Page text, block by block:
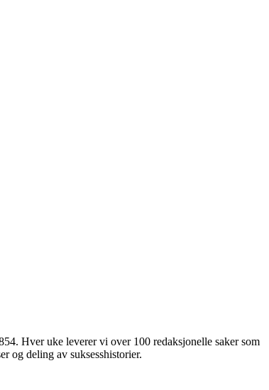
Hver uke leverer vi over 100 redaksjonelle saker som
og deling av suksesshistorier.